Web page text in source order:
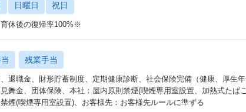
り高度な価値提供に向けてAIスキルマトリクスを定義し、研修内容
す。
際に触れることで、
ンジニアリングが行える人財を開発していきます。
に公開されたAIエージェントは性能や操作感を適宜検証し必要に応
ージェントを操作いただくことも可能です。
日曜日 祝日
休後の復帰率100%※
残業手当
退職金、財形貯蓄制度、定期健康診断、社会保険完備（健康、厚生
舞金、団体保険、本社：屋内原則禁煙(喫煙専用室設置、加熱式たば
煙(喫煙専用室設置)、お客様先：お客様先ルールに準ずる